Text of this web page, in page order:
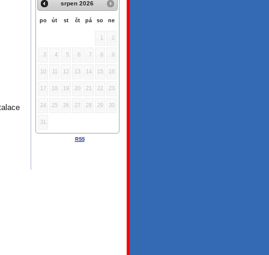
srpen 2026
po út st čt pá so ne
1 2
3 4 5 6 7 8 9
10 11 12 13 14 15 16
17 18 19 20 21 22 23
24 25 26 27 28 29 30
31
RSS